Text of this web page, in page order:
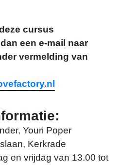
cursus
een e-mail naar
vermelding van
Youri Poper
Kerkrade
en vrijdag van 13.00 tot